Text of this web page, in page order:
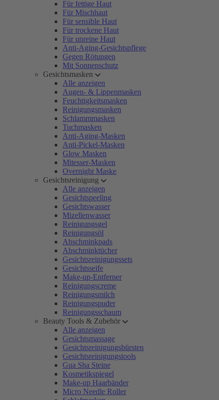
Für fettige Haut
Für Mischhaut
Für sensible Haut
Für trockene Haut
Für unreine Haut
Anti-Aging-Gesichtspflege
Gegen Rötungen
Mit Sonnenschutz
Gesichtsmasken
Alle anzeigen
Augen- & Lippenmasken
Feuchtigkeitsmasken
Reinigungsmasken
Schlammmasken
Tuchmasken
Anti-Aging-Masken
Anti-Pickel-Masken
Glow Masken
Mitesser-Masken
Overnight Maske
Gesichtsreinigung
Alle anzeigen
Gesichtspeeling
Gesichtswasser
Mizellenwasser
Reinigungsgel
Reinigungsöl
Abschminkpads
Abschminktücher
Gesichtsreinigungssets
Gesichtsseife
Make-up-Entferner
Reinigungscreme
Reinigungsmilch
Reinigungspuder
Reinigungsschaum
Beauty Tools & Zubehör
Alle anzeigen
Gesichtsmassage
Gesichtsreinigungsbürsten
Gesichtsreinigungstools
Gua Sha Steine
Kosmetikspiegel
Make-up Haarbänder
Micro Needle Roller